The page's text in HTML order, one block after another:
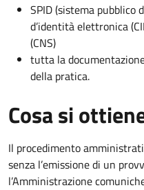
SPID (sistema
d’identità elettronica
(CNS)
tutta la
della pratica.
Cosa si
Il procedimento
senza l’emissione di un
l’Amministrazione